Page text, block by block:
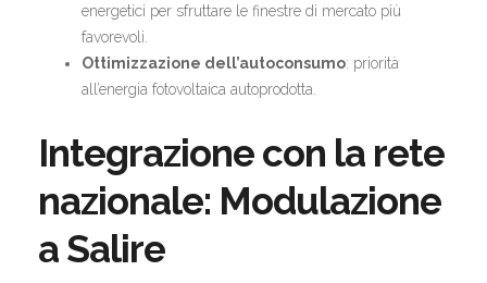
energetici per sfruttare le finestre di mercato più
favorevoli.
Ottimizzazione dell’autoconsumo: priorità
all’energia fotovoltaica autoprodotta.
Integrazione con la rete
nazionale: Modulazione
a Salire